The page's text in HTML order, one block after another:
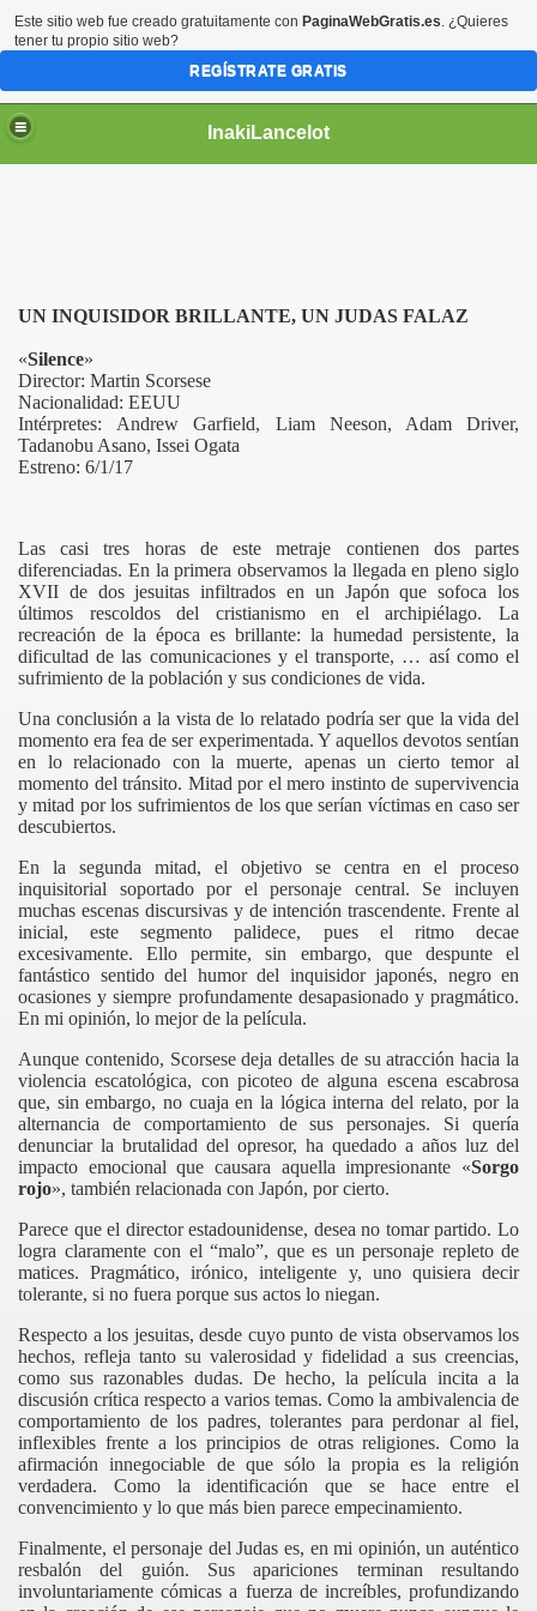
InakiLancelot
UN INQUISIDOR BRILLANTE, UN JUDAS FALAZ
«Silence»
Director: Martin Scorsese
Nacionalidad: EEUU
Intérpretes: Andrew Garfield, Liam Neeson, Adam Driver,
Tadanobu Asano, Issei Ogata
Estreno: 6/1/17
Las casi tres horas de este metraje contienen dos partes
diferenciadas. En la primera observamos la llegada en pleno siglo
XVII de dos jesuitas infiltrados en un Japón que sofoca los
últimos rescoldos del cristianismo en el archipiélago. La
recreación de la época es brillante: la humedad persistente, la
dificultad de las comunicaciones y el transporte, … así como el
sufrimiento de la población y sus condiciones de vida.
Una conclusión a la vista de lo relatado podría ser que la vida del
momento era fea de ser experimentada. Y aquellos devotos sentían
en lo relacionado con la muerte, apenas un cierto temor al
momento del tránsito. Mitad por el mero instinto de supervivencia
y mitad por los sufrimientos de los que serían víctimas en caso ser
descubiertos.
En la segunda mitad, el objetivo se centra en el proceso
inquisitorial soportado por el personaje central. Se incluyen
muchas escenas discursivas y de intención trascendente. Frente al
inicial, este segmento palidece, pues el ritmo decae
excesivamente. Ello permite, sin embargo, que despunte el
fantástico sentido del humor del inquisidor japonés, negro en
ocasiones y siempre profundamente desapasionado y pragmático.
En mi opinión, lo mejor de la película.
Aunque contenido, Scorsesedeja detalles de su atracción hacia la
violencia escatológica, con picoteo de alguna escena escabrosa
que, sin embargo, no cuaja en la lógica interna del relato, por la
alternancia de comportamiento de sus personajes. Si quería
denunciar la brutalidad del opresor, ha quedado a años luz del
impacto emocional que causara aquella impresionante «Sorgo
rojo», también relacionada con Japón, por cierto.
Parece que el director estadounidense, desea no tomar partido. Lo
logra claramente con el “malo”, que es un personaje repleto de
matices. Pragmático, irónico, inteligente y, uno quisiera decir
tolerante, si no fuera porque sus actos lo niegan.
Respecto a los jesuitas, desde cuyo punto de vista observamos los
hechos, refleja tanto su valerosidad y fidelidad a sus creencias,
como sus razonables dudas. De hecho, la película incita a la
discusión crítica respecto a varios temas. Como la ambivalencia de
comportamiento de los padres, tolerantes para perdonar al fiel,
inflexibles frente a los principios de otras religiones. Como la
afirmación innegociable de que sólo la propia es la religión
verdadera. Como la identificación que se hace entre el
convencimiento y lo que más bien parece empecinamiento.
Finalmente, el personaje del Judas es, en mi opinión, un auténtico
resbalón del guión. Sus apariciones terminan resultando
involuntariamente cómicas a fuerza de increíbles, profundizando
muerto
Este sitio web fue creado gratuitamente con PaginaWebGratis.es. ¿Quieres
tener tu propio sitio web?
REGÍSTRATE GRATIS